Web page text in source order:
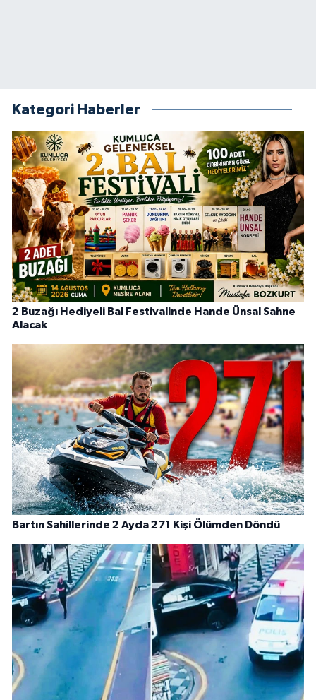
Kategori Haberler
2 Buzağı Hediyeli Bal Festivalinde Hande Ünsal Sahne
Alacak
Bartın Sahillerinde 2 Ayda 271 Kişi Ölümden Döndü